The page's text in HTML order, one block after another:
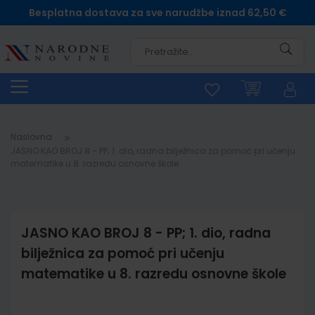
Besplatna dostava za sve narudžbe iznad 62,50 €
Naslovna
JASNO KAO BROJ 8 - PP; 1. dio, radna
bilježnica za pomoć pri učenju
matematike u 8. razredu osnovne škole